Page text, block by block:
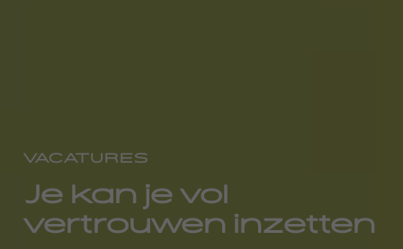
VACATURES
Je kan je vol
vertrouwen inzetten